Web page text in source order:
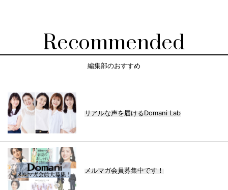
Recommended
編集部のおすすめ
リアルな声を届けるDomani Lab
メルマガ会員募集中です！